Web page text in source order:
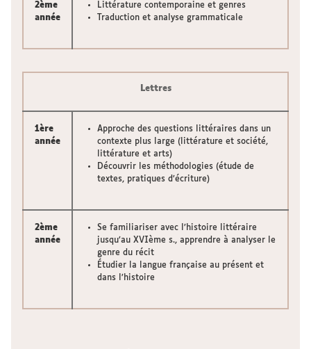
2ème
année
Littérature contemporaine et genres
Traduction et analyse grammaticale
Lettres
1ère
année
Approche des questions littéraires dans un
contexte plus large (littérature et société,
littérature et arts)
Découvrir les méthodologies (étude de
textes, pratiques d’écriture)
2ème
année
Se familiariser avec l’histoire littéraire
jusqu’au XVIème s., apprendre à analyser le
genre du récit
Étudier la langue française au présent et
dans l’histoire